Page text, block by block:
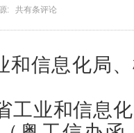
: 共有条评论
和信息化局
工业和信息